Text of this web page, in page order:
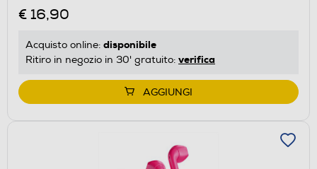
€ 16,90
Acquisto online: disponibile
Ritiro in negozio in 30' gratuito: verifica
AGGIUNGI